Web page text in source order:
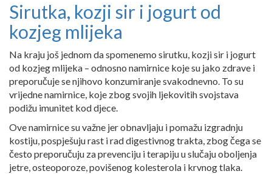
Sirutka, kozji sir i jogurt od
kozjeg mlijeka
Na kraju još jednom da spomenemo sirutku, kozji sir i jogurt
od kozjeg mlijeka – odnosno namirnice koje su jako zdrave i
preporučuje se njihovo konzumiranje svakodnevno. To su
vrijedne namirnice, koje zbog svojih ljekovitih svojstava
podižu imunitet kod djece.
Ove namirnice su važne jer obnavljaju i pomažu izgradnju
kostiju, pospješuju rast i rad digestivnog trakta, zbog čega se
često preporučuju za prevenciju i terapiju u slučaju oboljenja
jetre, osteoporoze, povišenog kolesterola i krvnog tlaka.